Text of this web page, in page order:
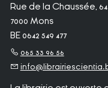
Rue de la Chaussée,
7000 Mons
BE 0642 549 477
065 33 96 56